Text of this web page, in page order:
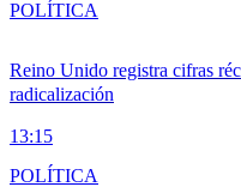
Reino Unido registra cifras
radicalización
13:15
POLÍTICA
POLÍTICA